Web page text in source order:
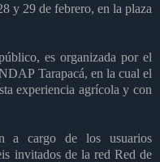
y 29 de febrero, en la plaza
es organizada por el
Tarapacá, en la cual el
experiencia agrícola y con
a cargo de los usuarios
invitados de la red Red de